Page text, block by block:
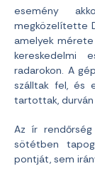
esemény
megközelítette
amelyek
kereskedelmi
radarokon. A
szálltak fel, és
tartottak,
Az ír
sötétben
pontját, sem